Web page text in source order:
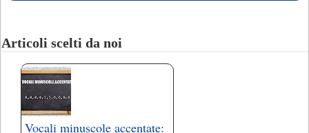
Articoli scelti da noi
Vocali minuscole accentate: